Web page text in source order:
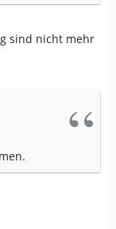
sind nicht mehr